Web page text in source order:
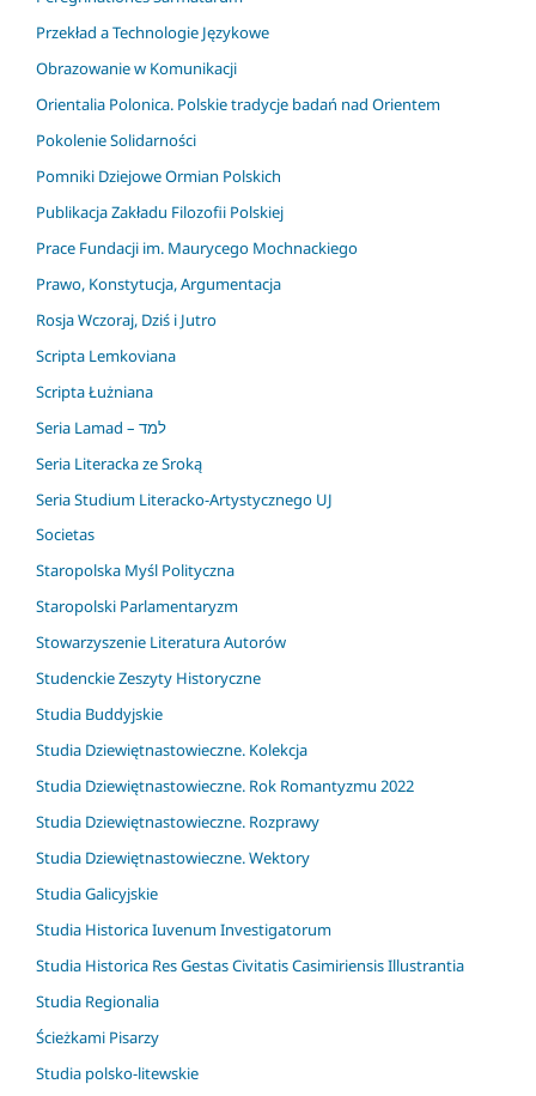
Przekład a Technologie Językowe
Obrazowanie w Komunikacji
Orientalia Polonica. Polskie tradycje badań nad Orientem
Pokolenie Solidarności
Pomniki Dziejowe Ormian Polskich
Publikacja Zakładu Filozofii Polskiej
Prace Fundacji im. Maurycego Mochnackiego
Prawo, Konstytucja, Argumentacja
Rosja Wczoraj, Dziś i Jutro
Scripta Lemkoviana
Scripta Łużniana
Seria Lamad – למד
Seria Literacka ze Sroką
Seria Studium Literacko-Artystycznego UJ
Societas
Staropolska Myśl Polityczna
Staropolski Parlamentaryzm
Stowarzyszenie Literatura Autorów
Studenckie Zeszyty Historyczne
Studia Buddyjskie
Studia Dziewiętnastowieczne. Kolekcja
Studia Dziewiętnastowieczne. Rok Romantyzmu 2022
Studia Dziewiętnastowieczne. Rozprawy
Studia Dziewiętnastowieczne. Wektory
Studia Galicyjskie
Studia Historica Iuvenum Investigatorum
Studia Historica Res Gestas Civitatis Casimiriensis Illustrantia
Studia Regionalia
Ścieżkami Pisarzy
Studia polsko-litewskie